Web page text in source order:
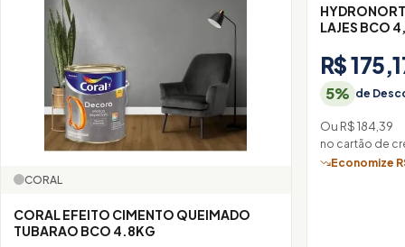
CORAL
CORAL EFEITO CIMENTO QUEIMADO
TUBARAO BCO 4.8KG
LAJES BCO
R$
5% de
Ou R$ 184,39
no cartão de
Economize